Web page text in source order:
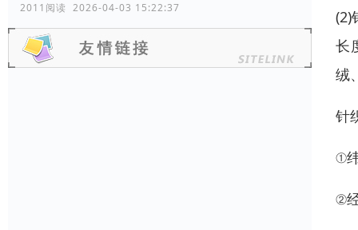
2011阅读 2026-04-03 15:22:37
(2)
长
绒
针
①
②